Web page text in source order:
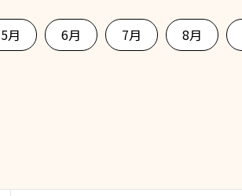
5月 6月 7月 8月